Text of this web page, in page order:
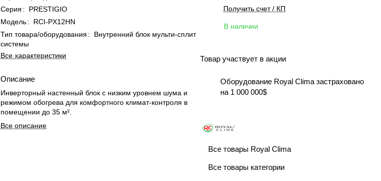
Серия :
PRESTIGIO
Модель:
RCI-PX12HN
Тип товара/оборудования :
Внутренний блок мульти-сплит
системы
Все характеристики
Описание
Инверторный настенный блок с низким уровнем шума и
режимом обогрева для комфортного климат-контроля в
помещении до 35 м².
Все описание
Получить счет / КП
В наличии
Товар участвует в акции
Оборудование Royal Clima застраховано
на 1 000 000$
Все товары Royal Clima
Все товары категории